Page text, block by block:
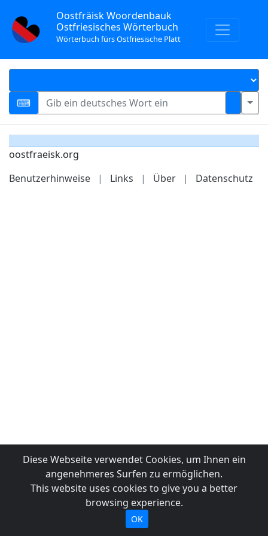
Oostfräisk Woordenbauk
Ostfriesisches Wörterbuch
Wörterbuch fürs Ostfriesische Platt
oostfraeisk.org
Benutzerhinweise
| Links | Über | Datenschutz
Diese Webseite verwendet Cookies, um Ihnen ein
angenehmeres Surfen zu ermöglichen.
This website uses cookies to give you a better
browsing experience.
OK